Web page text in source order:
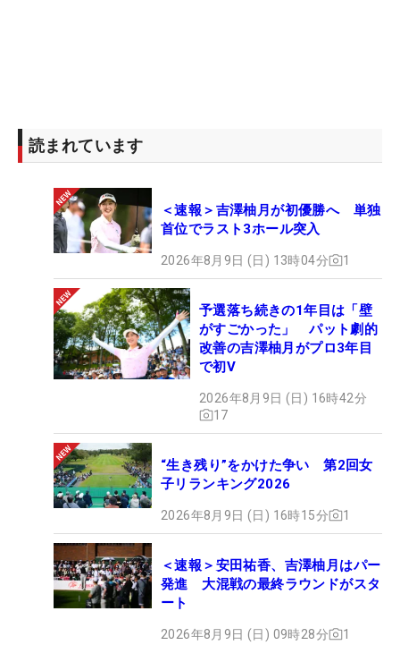
読まれています
＜速報＞吉澤柚月が初優勝へ 単独
首位でラスト3ホール突入
2026年8月9日 (日) 13時04分 1
予選落ち続きの1年目は「壁
がすごかった」 パット劇的
改善の吉澤柚月がプロ3年目
で初V
2026年8月9日 (日) 16時42分
17
“生き残り”をかけた争い 第2回女
子リランキング2026
2026年8月9日 (日) 16時15分 1
＜速報＞安田祐香、吉澤柚月はパー
発進 大混戦の最終ラウンドがスタ
ート
2026年8月9日 (日) 09時28分 1